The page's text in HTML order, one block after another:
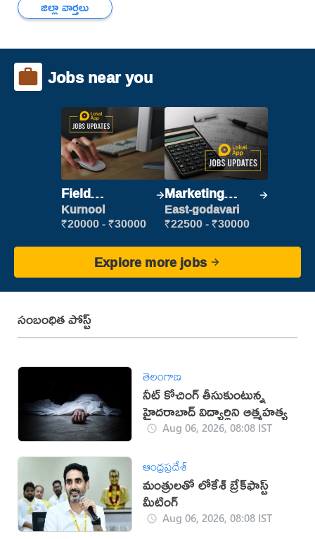
జిల్లా వార్తలు
Jobs near you
Field
Marketing
Executive
Kurnool
₹20000 - ₹30000
Marketing
Executive
East-godavari
₹22500 - ₹30000
Explore more jobs
సంబంధిత పోస్ట్
తెలంగాణ
నీట్ కోచింగ్ తీసుకుంటున్న
హైదరాబాద్ విద్యార్థిని ఆత్మహత్య
Aug 06, 2026, 08:08 IST
ఆంధ్రప్రదేశ్
మంత్రులతో లోకేశ్ బ్రేక్‌ఫాస్ట్
మీటింగ్
Aug 06, 2026, 08:08 IST